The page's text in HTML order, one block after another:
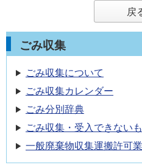
戻
ごみ収集
ごみ収集について
ごみ収集カレンダー
ごみ分別辞典
ごみ収集・受入できない
一般廃棄物収集運搬許可